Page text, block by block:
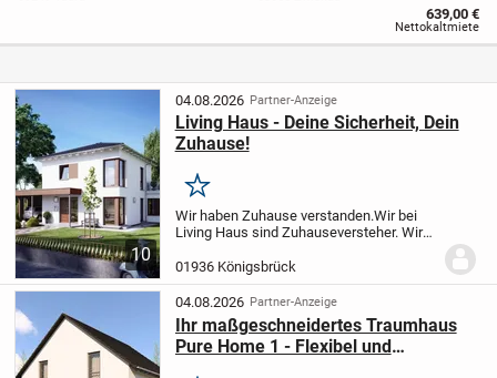
639,00 €
Nettokaltmiete
10
04.08.2026 Partner-Anzeige
Living Haus - Deine Sicherheit, Dein
Zuhause!
Merken
Wir haben Zuhause verstanden.Wir bei
Living Haus sind Zuhauseversteher. Wir
und Macher. Wir bei Living Haus sind der
Wegweiser und helfende Hand, damit
unsere...
01936 Königsbrück
04.08.2026 Partner-Anzeige
Ihr maßgeschneidertes Traumhaus
Pure Home 1 - Flexibel und